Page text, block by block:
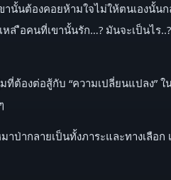
นั้นต้องคอยห้ามใจไม่ให้ตนเองนั้น
ล ือคนที่เขานั้นรัก…? มันจะเป็นไ
งต่อสู้กับ “ความเปลี่ยนแปลง”
ป่ากลายเป็นทั้งภาระและทางเลื